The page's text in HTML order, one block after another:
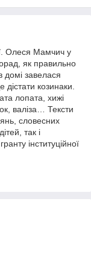
Олеся Мамчич у
як правильно
домі завелася
дістати козинаки.
лопата, хижі
валіза… Тексти
словесних
так і
інституційної